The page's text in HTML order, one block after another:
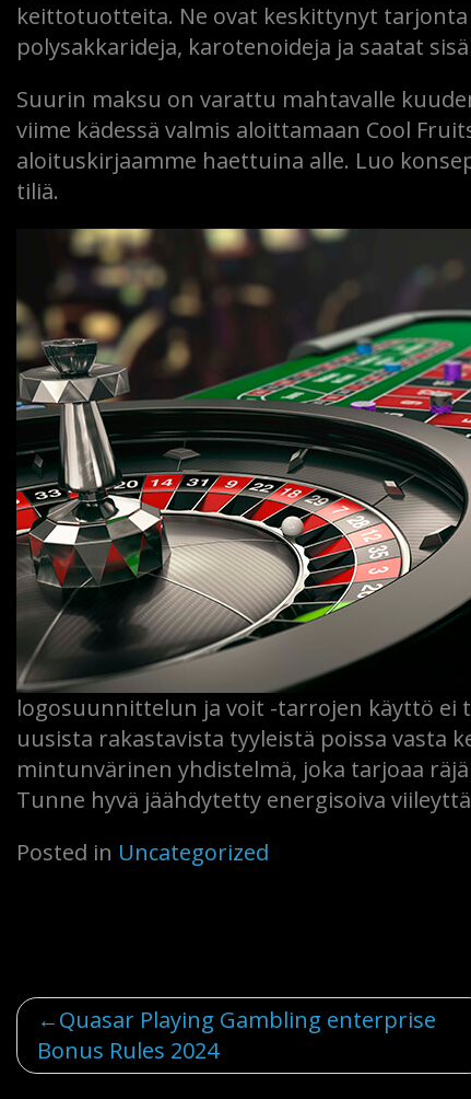
keittotuotteita. Ne ovat keskittynyt
polysakkarideja, karotenoideja ja saatat
Suurin maksu on varattu mahtavalle
viime kädessä valmis aloittamaan Cool
aloituskirjaamme haettuina alle. Luo
tiliä.
logosuunnittelun ja voit -tarrojen käyttö ei
uusista rakastavista tyyleistä poissa vasta
mintunvärinen yhdistelmä, joka tarjoaa
Tunne hyvä jäähdytetty energisoiva
Posted in Uncategorized
Post
Quasar Playing Gambling enterprise
Bonus Rules 2024